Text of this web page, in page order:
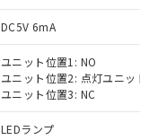
DC5V 6mA
ユニット位置1: NO
ユニット位置2: 点灯ユニット
ユニット位置3: NC
LEDランプ